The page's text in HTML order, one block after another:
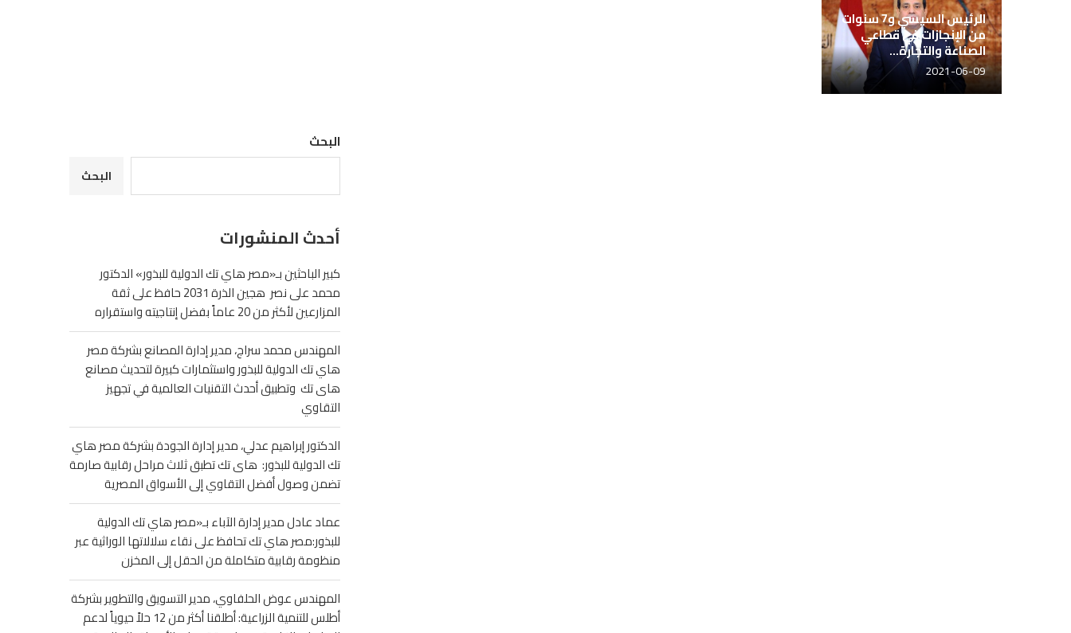
الرئيس السيسي و7 سنوات
من الإنجازات في قطاعي
الصناعة والتجارة...
2021-06-09
البحث
البحث
أحدث المنشورات
كبير الباحثين بـ«مصر هاي تك الدولية للبذور» الدكتور
محمد على نصر هجين الذرة 2031 حافظ على ثقة
المزارعين لأكثر من 20 عاماً بفضل إنتاجيته واستقراره
المهندس محمد سراج، مدير إدارة المصانع بشركة مصر
هاي تك الدولية للبذور واستثمارات كبيرة لتحديث مصانع
هاى تك وتطبيق أحدث التقنيات العالمية في تجهيز
التقاوي
الدكتور إبراهيم عدلي، مدير إدارة الجودة بشركة مصر هاي
تك الدولية للبذور: هاى تك تطبق ثلاث مراحل رقابية صارمة
تضمن وصول أفضل التقاوي إلى الأسواق المصرية
عماد عادل مدير إدارة الآباء بـ«مصر هاي تك الدولية
للبذور:مصر هاي تك تحافظ على نقاء سلالاتها الوراثية عبر
منظومة رقابية متكاملة من الحقل إلى المخزن
المهندس عوض الحلفاوي، مدير التسويق والتطوير بشركة
أطلس للتنمية الزراعية: أطلقنا أكثر من 12 حلاً حيوياً لدعم